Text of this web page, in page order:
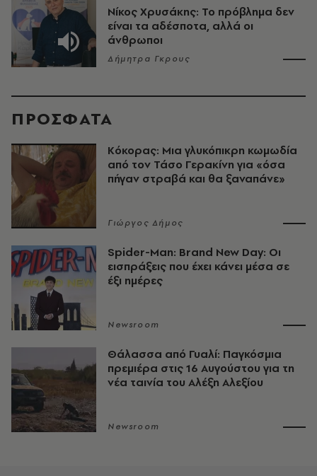
Νίκος Χρυσάκης: Το πρόβλημα δεν
είναι τα αδέσποτα, αλλά οι
άνθρωποι
Δήμητρα Γκρους
ΠΡΟΣΦΑΤΑ
Κόκορας: Μια γλυκόπικρη κωμωδία
από τον Τάσο Γερακίνη για «όσα
πήγαν στραβά και θα ξαναπάνε»
Γιώργος Δήμος
Spider-Man: Brand New Day: Οι
εισπράξεις που έχει κάνει μέσα σε
έξι ημέρες
Newsroom
Θάλασσα από Γυαλί: Παγκόσμια
πρεμιέρα στις 16 Αυγούστου για τη
νέα ταινία του Αλέξη Αλεξίου
Newsroom